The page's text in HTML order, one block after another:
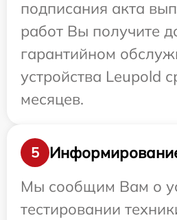
подписания акта
работ Вы получите
гарантийном
устройства Leupold
месяцев.
5
Мы сообщим Вам о
тестировании